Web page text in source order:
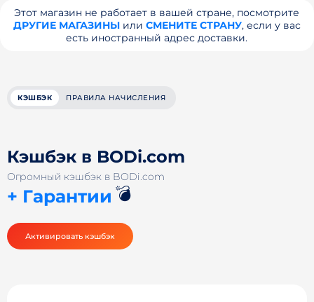
Этот магазин не работает в вашей стране, посмотрите
ДРУГИЕ МАГАЗИНЫили СМЕНИТЕ СТРАНУ, если у вас
есть иностранный адрес доставки.
КЭШБЭК ПРАВИЛА НАЧИСЛЕНИЯ
Кэшбэк в BODi.com
Огромный кэшбэк в BODi.com
+ Гарантии 💣
Активировать кэшбэк